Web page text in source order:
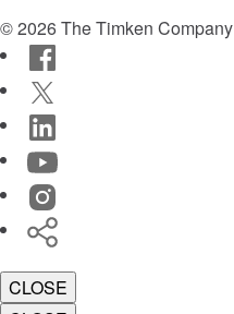
© 2026 The Timken Company
Facebook
Twitter
LinkedIn
YouTube
Instagram
Timken
World
CLOSE